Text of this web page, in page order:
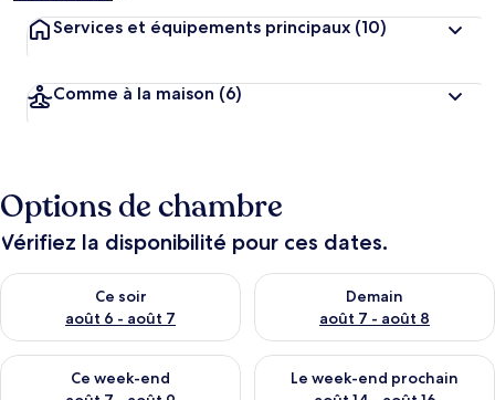
Services et équipements principaux (10)
Comme à la maison (6)
Options de chambre
Vérifiez la disponibilité pour ces dates.
Ce soir
août 6 - août 7
Vérifier la disponibilité pour ce soir août 6 - août 7
Demain
août 7 - août 8
Vérifier la disponibilité pour
Ce week-end
Vérifier la disponibilité pour ce week-end août 7 - août 9
Le week-end prochain
Vérifier la disponibilité pour